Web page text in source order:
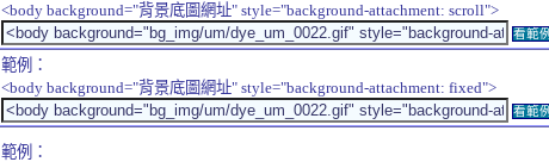
<body background="背景底圖網址" style="background-attachment: scroll">
看範例
範例：
<body background="背景底圖網址" style="background-attachment: fixed">
看範例
範例：